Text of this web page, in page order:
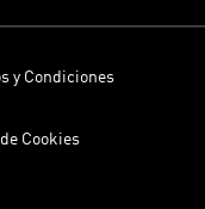
y Condiciones
Cookies